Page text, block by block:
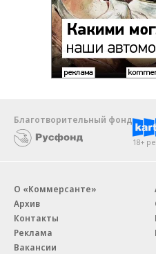
Благотворительный фонд
18+
О «Коммерсанте»
Архив
Контакты
Реклама
Вакансии